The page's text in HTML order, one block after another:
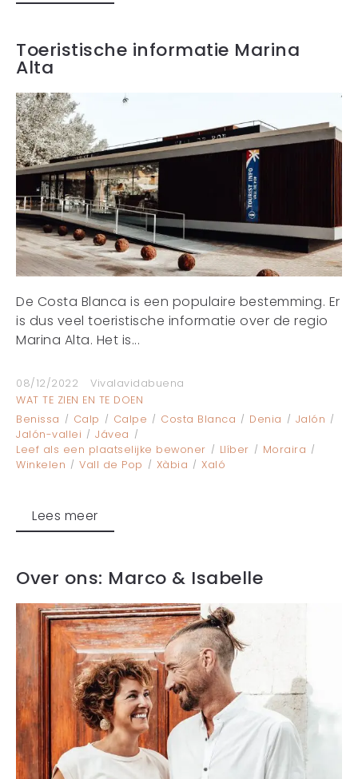
Toeristische informatie Marina
Alta
De Costa Blanca is een populaire bestemming. Er
is dus veel toeristische informatie over de regio
Marina Alta. Het is...
08/12/2022
Vivalavidabuena
WAT TE ZIEN EN TE DOEN
Benissa
Calp Calpe Costa Blanca Denia
Jalón
Jalón-vallei
Jávea
Leef als een plaatselijke bewoner
Llíber
Moraira
Winkelen
Vall de Pop Xàbia Xaló
Lees meer
Over ons: Marco & Isabelle